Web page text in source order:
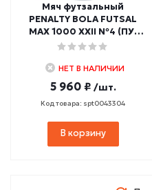
Мяч футзальный
PENALTY BOLA FUTSAL
MAX 1000 XXII №4 (ПУ)
FIFA Quality Pro
НЕТ В НАЛИЧИИ
5 960 ₽ /шт.
Код товара: spt0043304
В корзину